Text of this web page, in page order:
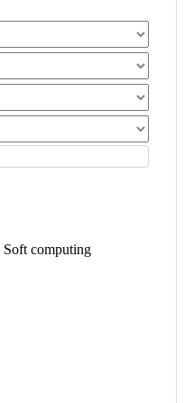
Soft computing